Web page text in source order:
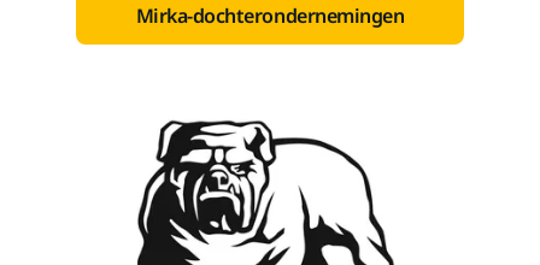
Mirka-dochterondernemingen